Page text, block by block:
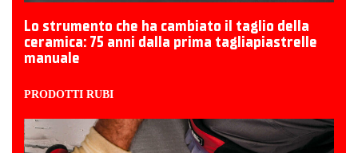
Lo strumento che ha cambiato il taglio della
ceramica: 75 anni dalla prima tagliapiastrelle
manuale
PRODOTTI RUBI